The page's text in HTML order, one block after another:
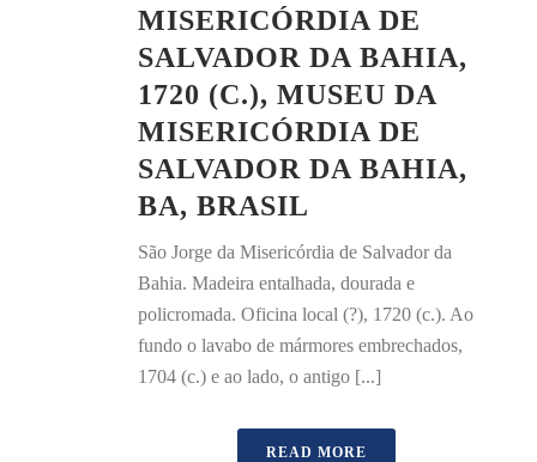
MISERICÓRDIA DE
SALVADOR DA BAHIA,
1720 (C.), MUSEU DA
MISERICÓRDIA DE
SALVADOR DA BAHIA,
BA, BRASIL
São Jorge da Misericórdia de Salvador da
Bahia. Madeira entalhada, dourada e
policromada. Oficina local (?), 1720 (c.). Ao
fundo o lavabo de mármores embrechados,
1704 (c.) e ao lado, o antigo [...]
READ MORE